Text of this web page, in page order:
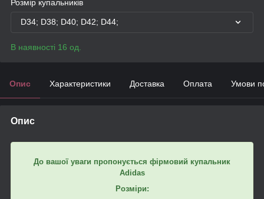
Розмір купальників
D34; D38; D40; D42; D44;
В наявності 16 од.
Опис Характеристики Доставка Оплата Умови
Опис
До вашої уваги пропонується фірмовий купальник
Adidas
Розміри: